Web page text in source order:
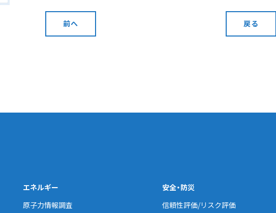
前へ 戻る
エネルギー
原子力情報調査
安全・防災
信頼性評価/リスク評価